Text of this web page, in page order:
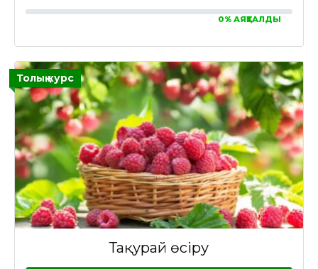
0% АЯҚТАЛДЫ
Толық курс
Таңқурай өсіру